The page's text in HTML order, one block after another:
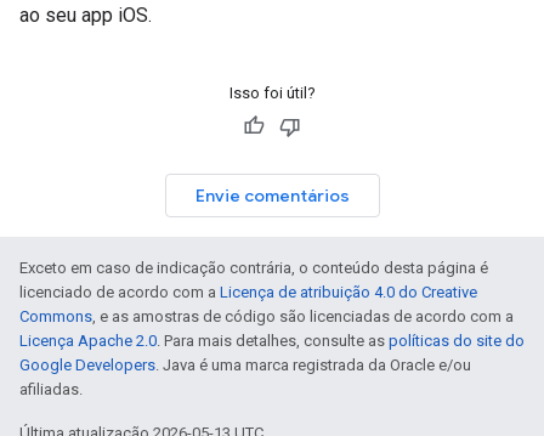
ao seu app iOS.
Isso foi útil?
Envie comentários
Exceto em caso de indicação contrária, o conteúdo desta página é
licenciado de acordo com a Licença de atribuição 4.0 do Creative
Commons, e as amostras de código são licenciadas de acordo com a
Licença Apache 2.0. Para mais detalhes, consulte as políticas do site do
Google Developers. Java é uma marca registrada da Oracle e/ou
afiliadas.